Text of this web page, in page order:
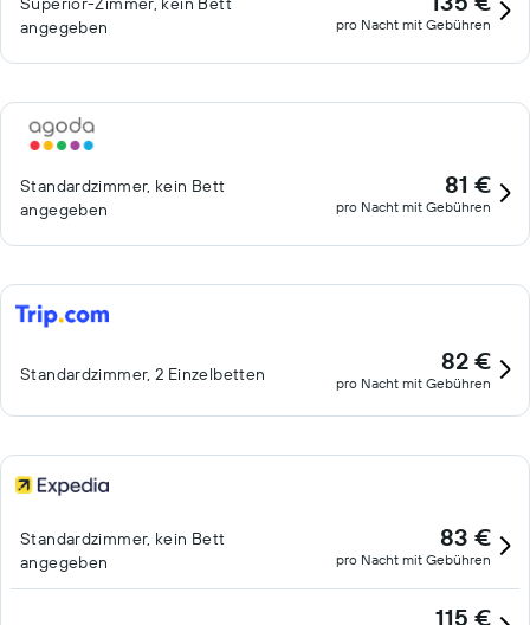
angegeben
pro Nacht mit Gebühren
Standardzimmer, kein Bett
angegeben
81 €
pro Nacht mit Gebühren
Standardzimmer, 2 Einzelbetten 82 €
pro Nacht mit Gebühren
Standardzimmer, kein Bett
angegeben
83 €
pro Nacht mit Gebühren
115 €